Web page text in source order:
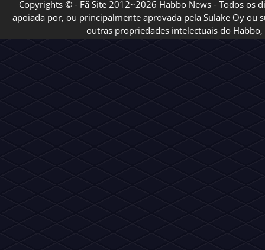
Copyrights © - Fã Site 2012~2026 Habbo News - Todos os
apoiada por, ou principalmente aprovada pela Sulake Oy ou
outras propriedades intelectuais do